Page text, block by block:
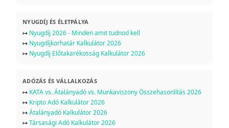
NYUGDÍJ ÉS ÉLETPÁLYA
↦ Nyugdíj 2026 - Minden amit tudnod kell
↦ Nyugdíjkorhatár Kalkulátor 2026
↦ Nyugdíj Előtakarékosság Kalkulátor 2026
ADÓZÁS ÉS VÁLLALKOZÁS
↦ KATA vs. Átalányadó vs. Munkaviszony Összehasonlítás 2026
↦ Kripto Adó Kalkulátor 2026
↦Átalányadó Kalkulátor 2026
↦Társasági Adó Kalkulátor 2026